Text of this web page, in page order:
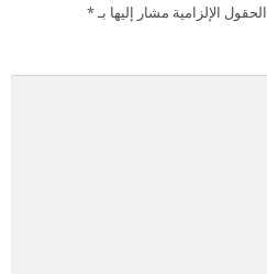
الحقول الإلزامية مشار إليها بـ*